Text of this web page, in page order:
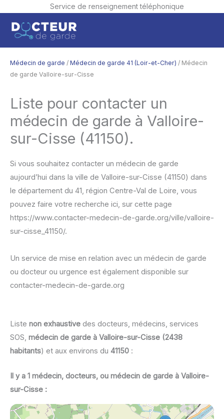
Service de renseignement téléphonique
contenu
Médecin de garde / Médecin de garde 41 (Loir-et-Cher) / Médecin
de garde Valloire-sur-Cisse
Liste pour contacter un
médecin de garde à Valloire-
sur-Cisse (41150).
Si vous souhaitez contacter un médecin de garde
aujourd’hui dans la ville de Valloire-sur-Cisse (41150) dans
le département du 41, région Centre-Val de Loire, vous
pouvez faire votre recherche ici, sur cette page
https://www.contacter-medecin-de-garde.org/ville/valloire-
sur-cisse_41150/.
Un service de mise en relation avec un médecin de garde
ou docteur ou urgence est également disponible sur
contacter-medecin-de-garde.org
Liste non exhaustive des docteurs, médecins, services
SOS, médecin de garde à Valloire-sur-Cisse (2438
habitants) et aux environs du 41150 :
Il y a 1 médecin, docteurs, ou médecin de garde à Valloire-
sur-Cisse :